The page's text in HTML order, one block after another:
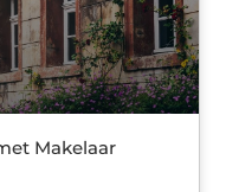
Makelaar